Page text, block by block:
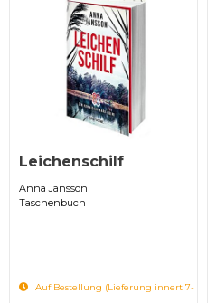
Leichenschilf
Anna Jansson
Taschenbuch
Auf Bestellung (Lieferung innert 7-